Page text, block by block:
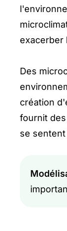
exacerber
Des
création
fournit
se